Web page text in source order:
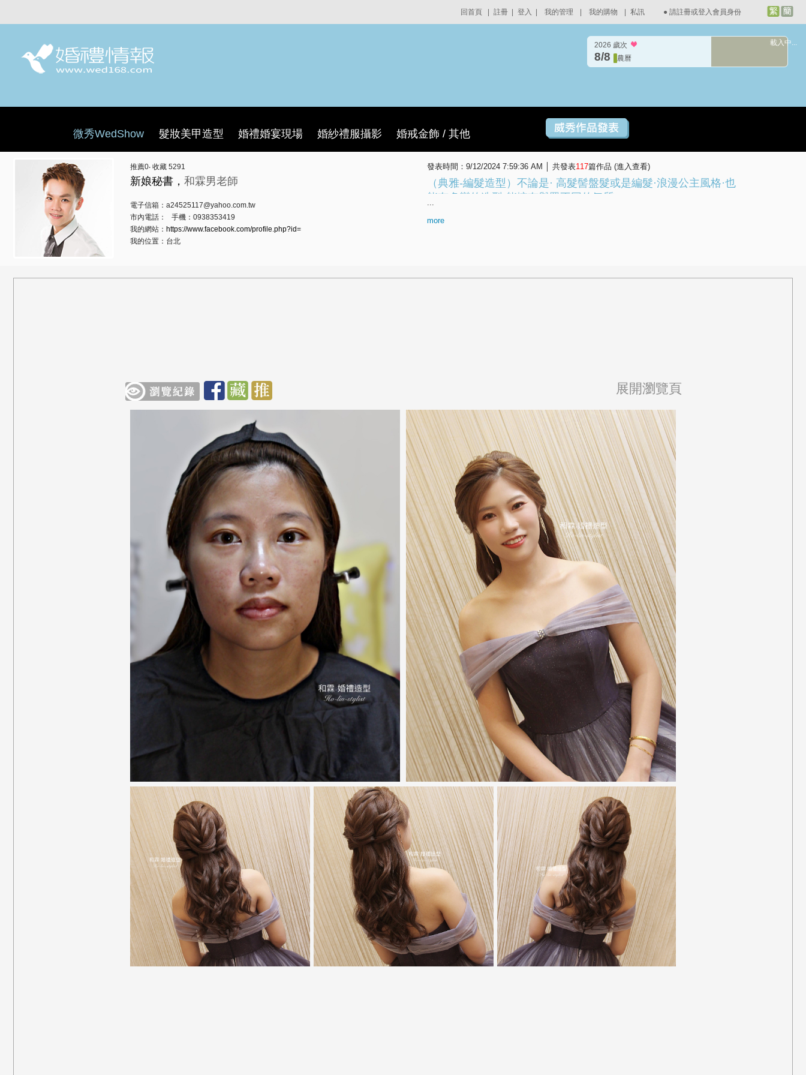
回首頁 註冊 登入 我的管理 我的購物 私訊 ● 請註冊或登入會員身份
2026 歲次
8/8 農曆
載入中...
微秀WedShow 髮妝美甲造型 婚禮婚宴現場 婚紗禮服攝影 婚戒金飾 / 其他
推薦0‧ 收藏 5291
新娘秘書， 和霖男老師
電子信箱：a24525117@yahoo.com.tw
市內電話： 手機：0938353419
我的網站： https://www.facebook.com/profile.php?id=
我的位置：台北
發表時間：9/12/2024 7:59:36 AM │ 共發表117篇作品 (進入查看)
（典雅-編髮造型）不論是· 高髮髻盤髮或是編髮·浪漫公主風格·也
能有多變的造型·能擁有與眾不同的氣質
...
more
展開瀏覽頁